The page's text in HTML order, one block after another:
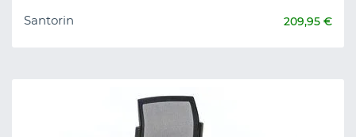
Santorin 209,95 €